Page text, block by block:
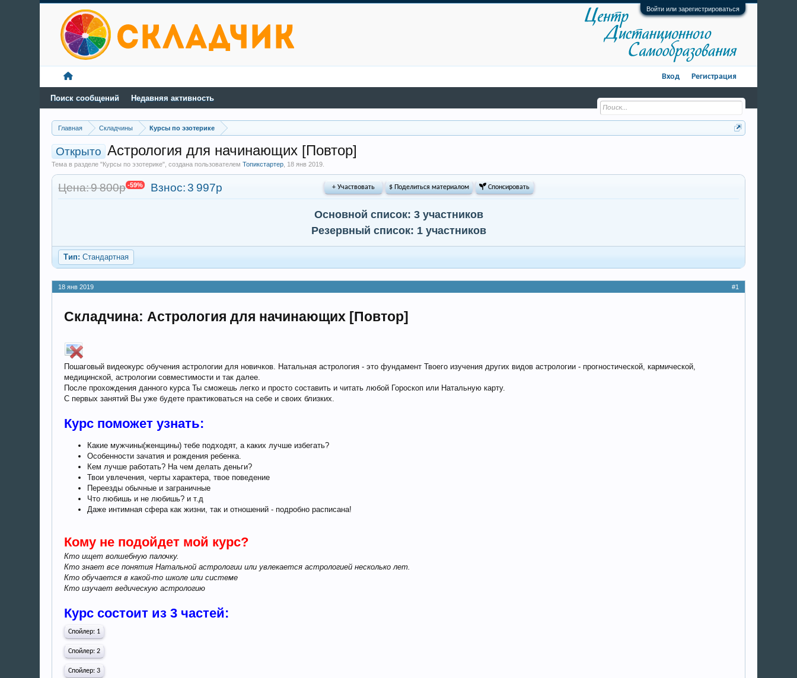
Войти или зарегистрироваться
Главная Складчины Курсы по эзотерике
Открыто Астрология для начинающих [Повтор]
Тема в разделе "Курсы по эзотерике", создана пользователемТопикстартер 18 янв 2019
Цена: 9 800р -59% Взнос:3 997р + Участвовать $ Поделиться материалом  Спонсировать
Основной список: 3 участников
Резервный список: 1 участников
Тип: Стандартная
18 янв 2019 #1
Складчина: Астрология для начинающих [Повтор]
Пошаговый видеокурс обучения астрологии для новичков. Натальная астрология - это фундамент Твоего изучения других видов астрологии - прогностической, кармической,
медицинской, астрологии совместимости и так далее.
После прохождения данного курса Ты сможешь легко и просто составить и читать любой Гороскоп или Натальную карту.
С первых занятий Вы уже будете практиковаться на себе и своих близких.
Курс поможет узнать:
Какие мужчины(женщины) тебе подходят, а каких лучше избегать?
Особенности зачатия и рождения ребенка.
Кем лучше работать? На чем делать деньги?
Твои увлечения, черты характера, твое поведение
Переезды обычные и заграничные
Что любишь и не любишь? и т.д
Даже интимная сфера как жизни, так и отношений - подробно расписана!
Кому не подойдет мой курс?
Кто ищет волшебную палочку.
Кто знает все понятия Натальной астрологии или увлекается астрологией несколько лет.
Кто обучается в какой-то школе или системе
Кто изучает ведическую астрологию
Курс состоит из 3 частей:
Спойлер: 1
Спойлер:2
Спойлер:3
Поиск сообщений Недавняя активность
Вход Регистрация